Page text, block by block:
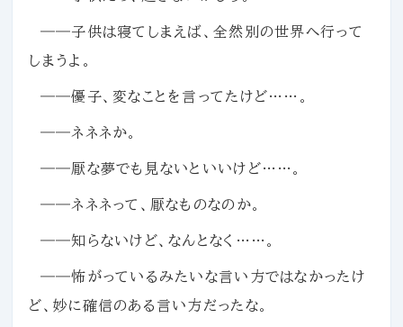
――子供は寝てしまえば、全然別の世界へ行って
しまうよ。
――優子、変なことを言ってたけど……。
――ネネネか。
――厭な夢でも見ないといいけど……。
――ネネネって、厭なものなのか。
――知らないけど、なんとなく……。
――怖がっているみたいな言い方ではなかったけ
ど、妙に確信のある言い方だったな。